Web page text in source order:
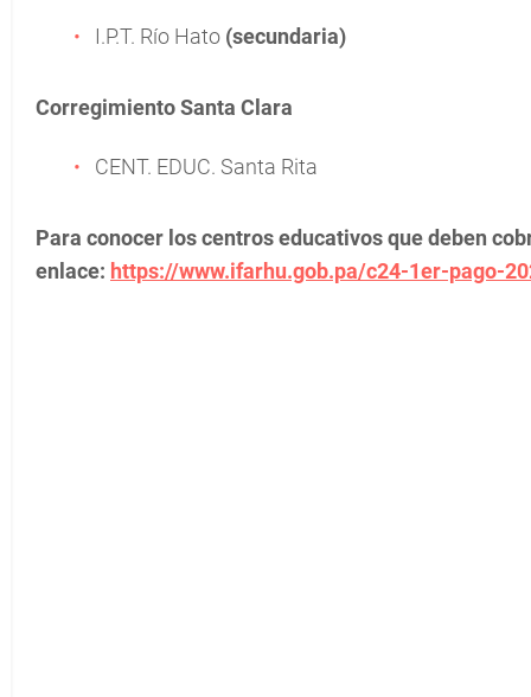
I.P.T. Río Hato (secundaria)
Corregimiento Santa Clara
CENT. EDUC. Santa Rita
Para conocer los centros educativos que deben
enlace: https://www.ifarhu.gob.pa/c24-1er-pago-